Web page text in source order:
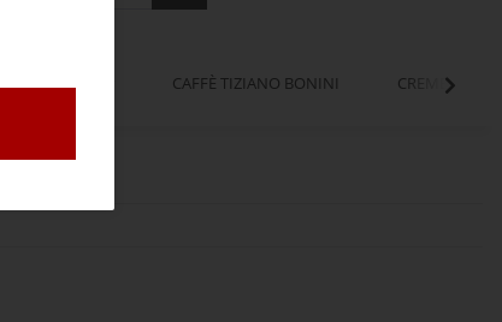
OPINUM CAFFÈ TIZIANO BONINI CREMEO